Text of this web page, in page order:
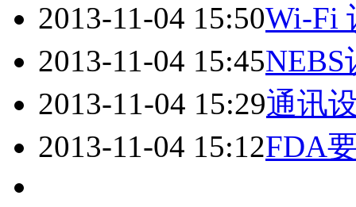
2013-11-04 15:50Wi-Fi
2013-11-04 15:45NEBS
2013-11-04 15:29通讯
2013-11-04 15:12FDA